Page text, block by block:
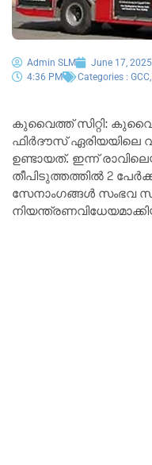
Admin SLM June 17, 2025
4:36 PM
Categories : GCC
കുവൈത്ത് സിറ്റി:
ഫിർദൗസ് ഏരിയയിലെ
ഉണ്ടായത്. ഇന്ന്
തീപിടുത്തത്തിൽ 2
സേനാംഗങ്ങൾ സംഭവ